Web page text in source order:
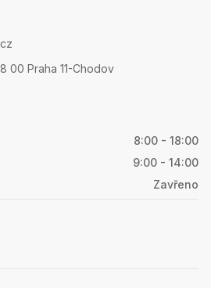
00 Praha 11-Chodov
8:00 - 18:00
9:00 - 14:00
Zavřeno